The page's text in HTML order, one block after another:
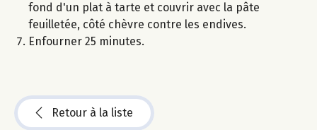
fond d'un plat à tarte et couvrir avec la pâte
feuilletée, côté chèvre contre les endives.
Enfourner 25 minutes.
Retour à la liste